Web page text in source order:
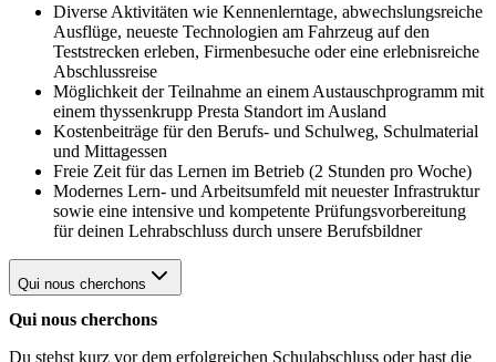
Diverse Aktivitäten wie Kennenlerntage, abwechslungsreiche
Ausflüge, neueste Technologien am Fahrzeug auf den
Teststrecken erleben, Firmenbesuche oder eine erlebnisreiche
Abschlussreise
Möglichkeit der Teilnahme an einem Austauschprogramm mit
einem thyssenkrupp Presta Standort im Ausland
Kostenbeiträge für den Berufs- und Schulweg, Schulmaterial
und Mittagessen
Freie Zeit für das Lernen im Betrieb (2 Stunden pro Woche)
Modernes Lern- und Arbeitsumfeld mit neuester Infrastruktur
sowie eine intensive und kompetente Prüfungsvorbereitung
für deinen Lehrabschluss durch unsere Berufsbildner
Qui nous cherchons
Qui nous cherchons
Du stehst kurz vor dem erfolgreichen Schulabschluss oder hast die